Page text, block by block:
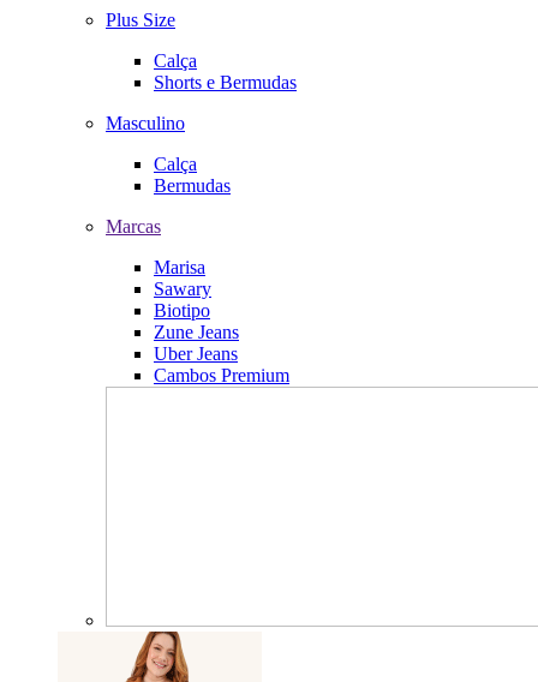
Plus Size
Calça
Shorts e Bermudas
Masculino
Calça
Bermudas
Marcas
Marisa
Sawary
Biotipo
Zune Jeans
Uber Jeans
Cambos Premium